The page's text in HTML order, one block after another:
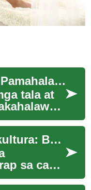
AI sa Mga Tala ng Pamahalaan: Legal na Pamamahala
tala at
at
Panustos ng Agrikultura: Bagong Paraan ng Pamumuhunan
sa cash
ng